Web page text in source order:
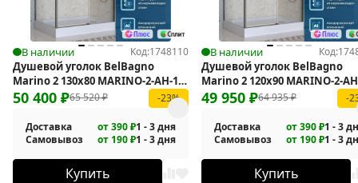
В наличии Код:1748110
Душевой уголок BelBagno
Marino 2 130x80 MARINO-2-AH-1-
130/80-C-GM65 520₽
50 400 ₽ -23%
Доставка от 390 ₽1 - 3 дня
Самовывоз
от 190 ₽1 - 3 дня
Купить
В наличии Код:
Душевой уголок BelBagno
Marino 2 120x90 MARINO-2-
120/90-C-GM64 935₽
49 950 ₽ -
Доставка от 390 ₽1 - 3
Самовывоз
от 190 ₽1 - 3
Купить